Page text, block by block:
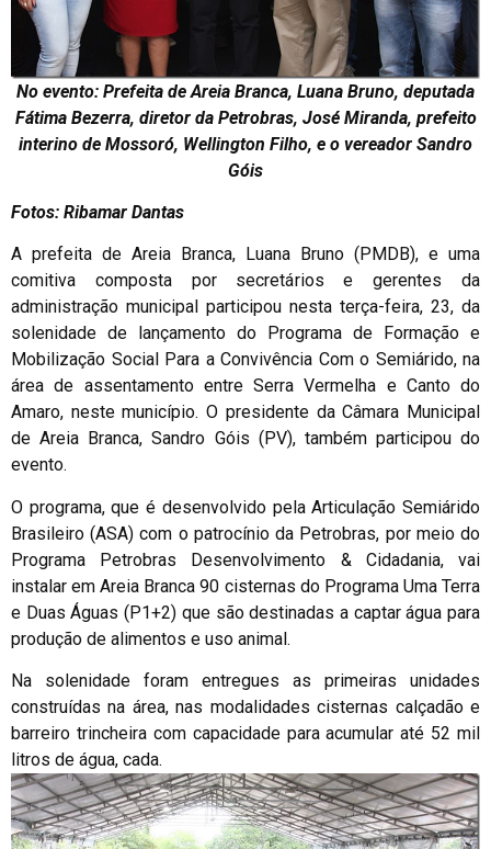
No evento: Prefeita de Areia Branca, Luana Bruno, deputada
Fátima Bezerra, diretor da Petrobras, José Miranda, prefeito
interino de Mossoró, Wellington Filho, e o vereador Sandro
Góis
Fotos: Ribamar Dantas
A prefeita de Areia Branca, Luana Bruno (PMDB), e uma
comitiva composta por secretários e gerentes da
administração municipal participou nesta terça-feira, 23, da
solenidade de lançamento do Programa de Formação e
Mobilização Social Para a Convivência Com o Semiárido, na
área de assentamento entre Serra Vermelha e Canto do
Amaro, neste município. O presidente da Câmara Municipal
de Areia Branca, Sandro Góis (PV), também participou do
evento.
O programa, que é desenvolvido pela Articulação Semiárido
Brasileiro (ASA) com o patrocínio da Petrobras, por meio do
Programa Petrobras Desenvolvimento & Cidadania, vai
instalar em Areia Branca 90 cisternas do Programa Uma Terra
e Duas Águas (P1+2) que são destinadas a captar água para
produção de alimentos e uso animal.
Na solenidade foram entregues as primeiras unidades
construídas na área, nas modalidades cisternas calçadão e
barreiro trincheira com capacidade para acumular até 52 mil
litros de água, cada.